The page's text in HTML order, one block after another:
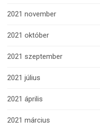
2021 november
2021 október
2021 szeptember
2021 július
2021 április
2021 március